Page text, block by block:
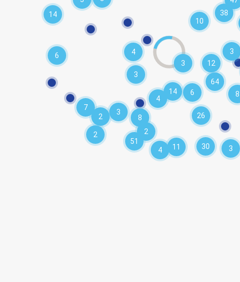
26
38
11
64
14
51
30
8
12
7
6
8
14
10
4
2
4
6
3
2
4
3
2
3
3
3